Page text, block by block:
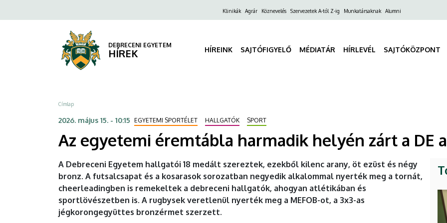
egyetemi
éremtábla
harmadik
Feszten
a
FelsőKlinikák Agrár Köznevelés Szervezetek A-tól Z-ig Munkatársaknak Alumni
DEBRECENI EGYETEM
HÍREK HÍREINK SAJTÓFIGYELŐ MÉDIATÁR HÍRLEVÉL SAJTÓKÖZPONT
Morzsa
Címlap
2026. május 15. - 10:15 EGYETEMI SPORTÉLET HALLGATÓK SPORT
Az egyetemi éremtábla harmadik helyén zárt a DE a
A Debreceni Egyetem hallgatói 18 medált szereztek, ezekből kilenc arany, öt ezüst és négy
bronz. A futsalcsapat és a kosarasok sorozatban negyedik alkalommal nyerték meg a tornát,
cheerleadingben is remekeltek a debreceni hallgatók, ahogyan atlétikában és
sportlövészetben is. A rugbysek veretlenül nyerték meg a MEFOB-ot, a 3x3-as
jégkorongegyüttes bronzérmet szerzett.